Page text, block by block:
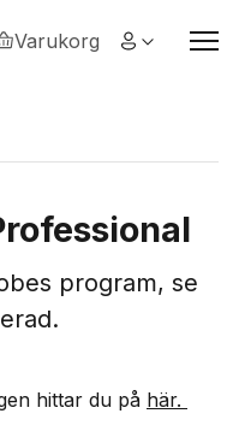
Varukorg
program, se
hittar du på här.